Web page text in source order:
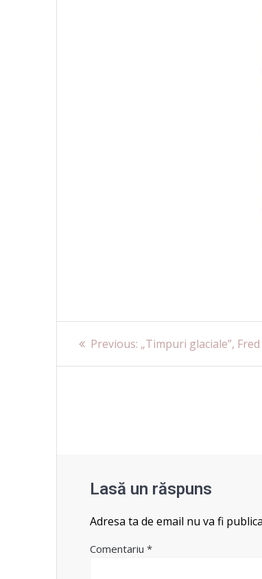
Navigare
în
Previous: Previous
„Timpuri glaciale”,
Lasă un răspuns
Adresa ta de email nu va fi
Comentariu*